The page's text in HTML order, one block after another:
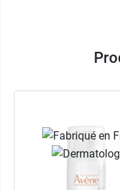
Pour nettoyer la